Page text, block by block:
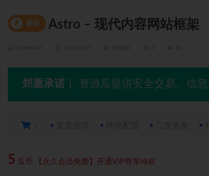
# 原创 Astro – 现代内容网站框架
郑重承诺 丨 资源瓜提供安全交易、信
：
5 瓜币 【永久会员免费】开通VIP尊享特权